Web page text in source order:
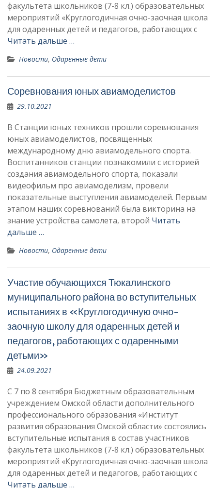
факультета школьников (7-8 кл.) образовательных
мероприятий «Круглогодичная очно-заочная школа
для одаренных детей и педагогов, работающих с
Читать дальше …
Новости, Одаренные дети
Соревнования юных авиамоделистов
29.10.2021
В Станции юных техников прошли соревнования
юных авиамоделистов, посвященных
международному дню авиамодельного спорта.
Воспитанников станции познакомили с историей
создания авиамодельного спорта, показали
видеофильм про авиамоделизм, провели
показательные выступления авиамоделей. Первым
этапом наших соревнований была викторина на
знание устройства самолета, второй Читать
дальше …
Новости, Одаренные дети
Участие обучающихся Тюкалинского
муниципального района во вступительных
испытаниях в «Круглогодичную очно-
заочную школу для одаренных детей и
педагогов, работающих с одаренными
детьми»
24.09.2021
С 7 по 8 сентября Бюджетным образовательным
учреждением Омской области дополнительного
профессионального образования «Институт
развития образования Омской области» состоялись
вступительные испытания в состав участников
факультета школьников (7-8 кл.) образовательных
мероприятий «Круглогодичная очно-заочная школа
для одаренных детей и педагогов, работающих с
Читать дальше …